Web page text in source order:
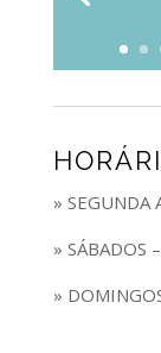
» SEGUNDA
»
»